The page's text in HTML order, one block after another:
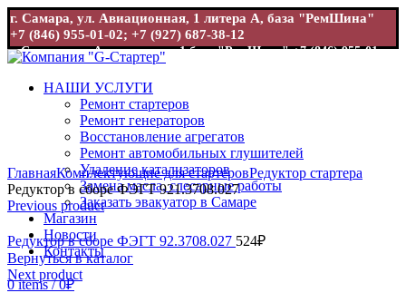
г. Самара, ул. Авиационная, 1 литера А, база "РемШина"
+7 (846) 955-01-02; +7 (927) 687-38-12
г. Самара, ул. Авиационная, 1 база "РемШина" +7 (846) 955-01-
02; +7 (927) 687-38-12
НАШИ УСЛУГИ
Ремонт стартеров
Ремонт генераторов
Восстановление агрегатов
Ремонт автомобильных глушителей
Удаление катализаторов
Замена масла, слесарные работы
Заказать эвакуатор в Самаре
Магазин
Новости
Контакты
0items / 0₽
Увеличить
ГлавнаяКомплектующие для стартеровРедуктор стартера
Редуктор в сборе ФЭГТ 921.3708.027
Previous product
Редуктор в сборе ФЭГТ 92.3708.027 524₽
Вернуться в каталог
Next product